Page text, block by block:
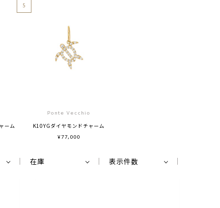
ーム
5
Ponte Vecchio
K10YGダイヤモンドチャーム
¥77,000
在庫 表示件数